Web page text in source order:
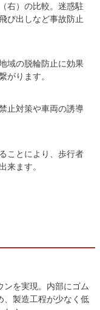
右）の比較。迷惑駐
び出しなど事故防止
域の脱輪防止に効果
がります。
止対策や車両の誘導
ことにより、歩行者
来ます。
ンを実現。内部にゴム
、製造工程が少なく低